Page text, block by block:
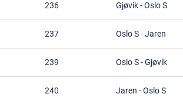
236 Gjøvik-Oslo S
237 Oslo S-Jaren
239 Oslo S-Gjøvik
240 Jaren -Oslo S